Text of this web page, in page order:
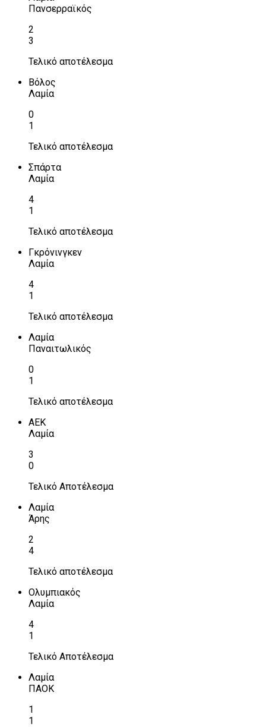
Πανσερραϊκός
2
3
Τελικό αποτέλεσμα
Βόλος
Λαμία
0
1
Τελικό αποτέλεσμα
Σπάρτα
Λαμία
4
1
Τελικό αποτέλεσμα
Γκρόνινγκεν
Λαμία
4
1
Τελικό αποτέλεσμα
Λαμία
Παναιτωλικός
0
1
Τελικό αποτέλεσμα
ΑΕΚ
Λαμία
3
0
Τελικό Αποτέλεσμα
Λαμία
Άρης
2
4
Τελικό αποτέλεσμα
Ολυμπιακός
Λαμία
4
1
Τελικό Αποτέλεσμα
Λαμία
ΠΑΟΚ
1
1